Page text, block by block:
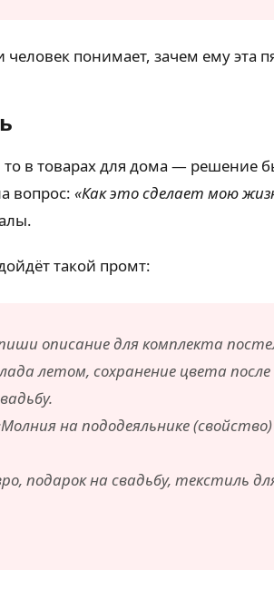
понимает, зачем ему эта
в товарах для дома —
вопрос: «Как это сделает мою
такой промт:
описание для комплекта
летом, сохранение цвета после
на пододеяльнике
подарок на свадьбу, текстиль